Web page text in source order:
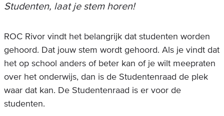
Studenten, laat je stem horen!
ROC Rivor vindt het belangrijk dat studenten worden
gehoord. Dat jouw stem wordt gehoord. Als je vindt dat
het op school anders of beter kan of je wilt meepraten
over het onderwijs, dan is de Studentenraad de plek
waar dat kan. De Studentenraad is er voor de
studenten.